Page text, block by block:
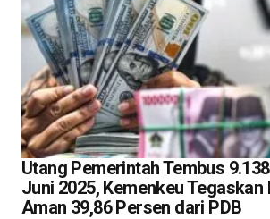
Utang Pemerintah Tembus
Juni 2025, Kemenkeu Tegaskan
Aman 39,86 Persen dari PDB